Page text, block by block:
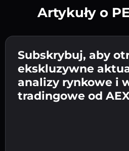
Wpisz adres swojego
kryptowalutowego 👉
kroku.
Potwierdź swoją
ostatniego kroku.
Wyślij depozyt 👉 odbierz
walutę fiat w swoim
Artykuły o
Subskrybuj, aby
ekskluzywne
analizy rynkowe i
tradingowe od